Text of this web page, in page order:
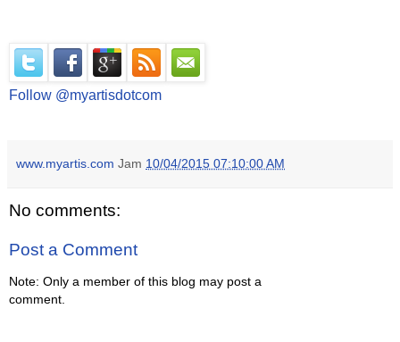
Follow @myartisdotcom
www.myartis.com Jam 10/04/2015 07:10:00 AM
No comments:
Post a Comment
Note: Only a member of this blog may post a
comment.